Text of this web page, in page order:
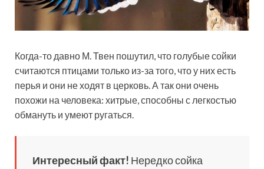
Когда-то давно М. Твен пошутил, что голубые сойки
считаются птицами только из-за того, что у них есть
перья и они не ходят в церковь. А так они очень
похожи на человека: хитрые, способны с легкостью
обмануть и умеют ругаться.
Интересный факт! Нередко сойка